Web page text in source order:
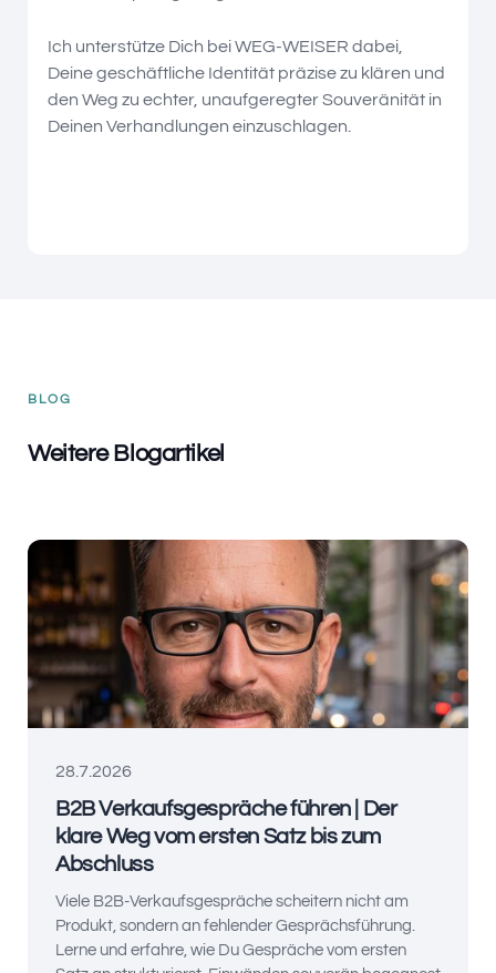
Ich unterstütze Dich bei WEG-WEISER dabei,
Deine geschäftliche Identität präzise zu klären und
den Weg zu echter, unaufgeregter Souveränität in
Deinen Verhandlungen einzuschlagen.
BLOG
Weitere Blogartikel
28.7.2026
B2B Verkaufsgespräche führen | Der
klare Weg vom ersten Satz bis zum
Abschluss
Viele B2B-Verkaufsgespräche scheitern nicht am
Produkt, sondern an fehlender Gesprächsführung.
Lerne und erfahre, wie Du Gespräche vom ersten